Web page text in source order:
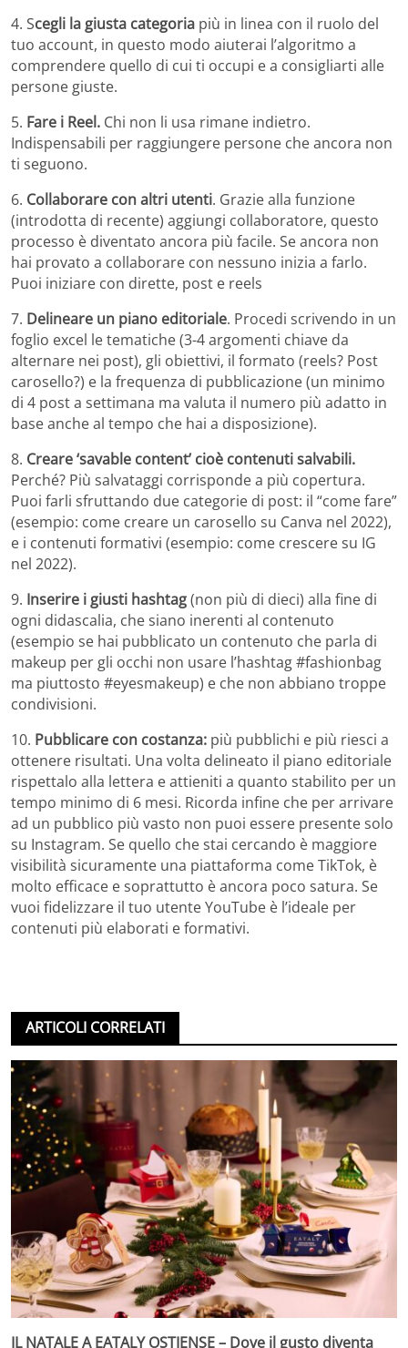
4. Scegli la giusta categoria più in linea con il ruolo del
tuo account, in questo modo aiuterai l’algoritmo a
comprendere quello di cui ti occupi e a consigliarti alle
persone giuste.
5. Fare i Reel. Chi non li usa rimane indietro.
Indispensabili per raggiungere persone che ancora non
ti seguono.
6. Collaborare con altri utenti. Grazie alla funzione
(introdotta di recente) aggiungi collaboratore, questo
processo è diventato ancora più facile. Se ancora non
hai provato a collaborare con nessuno inizia a farlo.
Puoi iniziare con dirette, post e reels
7. Delineare un piano editoriale. Procedi scrivendo in un
foglio excel le tematiche (3-4 argomenti chiave da
alternare nei post), gli obiettivi, il formato (reels? Post
carosello?) e la frequenza di pubblicazione (un minimo
di 4 post a settimana ma valuta il numero più adatto in
base anche al tempo che hai a disposizione).
8. Creare ‘savable content’ cioè contenuti salvabili.
Perché? Più salvataggi corrisponde a più copertura.
Puoi farli sfruttando due categorie di post: il “come fare”
(esempio: come creare un carosello su Canva nel 2022),
e i contenuti formativi (esempio: come crescere su IG
nel 2022).
9. Inserire i giusti hashtag(non più di dieci) alla fine di
ogni didascalia, che siano inerenti al contenuto
(esempio se hai pubblicato un contenuto che parla di
makeup per gli occhi non usare l’hashtag #fashionbag
ma piuttosto #eyesmakeup) e che non abbiano troppe
condivisioni.
10. Pubblicare con costanza: più pubblichi e più riesci a
ottenere risultati. Una volta delineato il piano editoriale
rispettalo alla lettera e attieniti a quanto stabilito per un
tempo minimo di 6 mesi. Ricorda infine che per arrivare
ad un pubblico più vasto non puoi essere presente solo
su Instagram. Se quello che stai cercando è maggiore
visibilità sicuramente una piattaforma come TikTok, è
molto efficace e soprattutto è ancora poco satura. Se
vuoi fidelizzare il tuo utente YouTube è l’ideale per
contenuti più elaborati e formativi.
ARTICOLI CORRELATI
IL NATALE A EATALY OSTIENSE – Dove il gusto diventa